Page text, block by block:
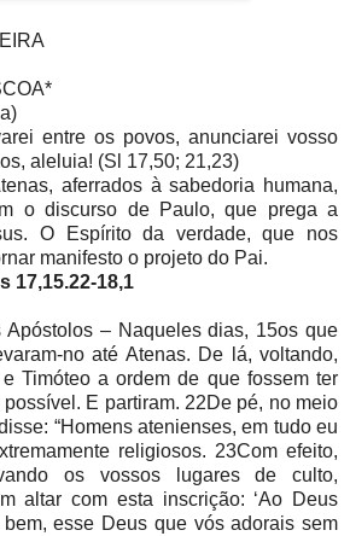
entre os povos, anunciarei vosso
aleluia! (Sl 17,50; 21,23)
aferrados à sabedoria humana,
o discurso de Paulo, que prega a
O Espírito da verdade, que nos
manifesto o projeto do Pai.
17,15.22-18,1
Apóstolos – Naqueles dias, 15os que
no até Atenas. De lá, voltando,
Timóteo a ordem de que fossem ter
E partiram. 22De pé, no meio
“Homens atenienses, em tudo eu
religiosos. 23Com efeito,
os vossos lugares de culto,
altar com esta inscrição: ‘Ao Deus
bem, esse Deus que vós adorais sem